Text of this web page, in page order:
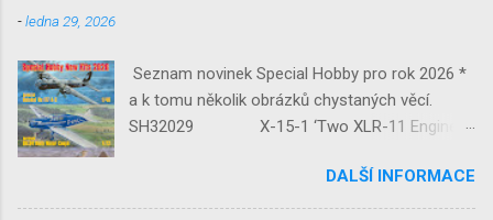
-ledna 29, 2026
Seznam novinek Special Hobby pro rok 2026 *
a k tomu několik obrázků chystaných věcí.
SH32029 X-15-1 ‘Two XLR-11 Engines’
‘Guardians of Sion’ 1/32 SH32092
JB-2 Loon ‘US Version of V-1 Missile’
DALŠÍ INFORMACE